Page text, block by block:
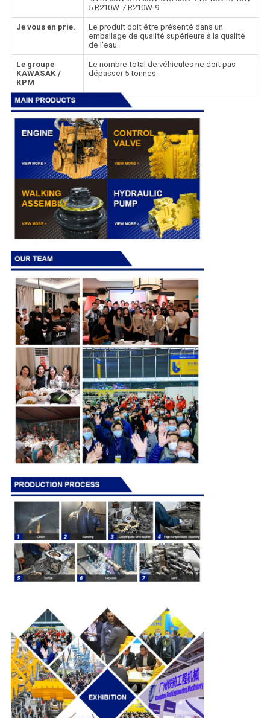
5 R210W-7 R210W-9
Je vous en prie.
Le produit doit être présenté dans un
emballage de qualité supérieure à la qualité
de l'eau.
Le groupe
KAWASAK /
KPM
Le nombre total de véhicules ne doit pas
dépasser 5 tonnes.